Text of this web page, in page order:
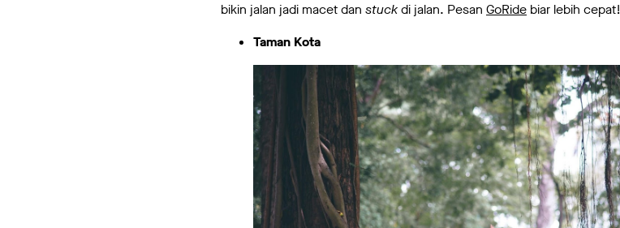
bikin jalan jadi macet dan stuckdi jalan. Pesan GoRide biar lebih cepat!
Taman Kota